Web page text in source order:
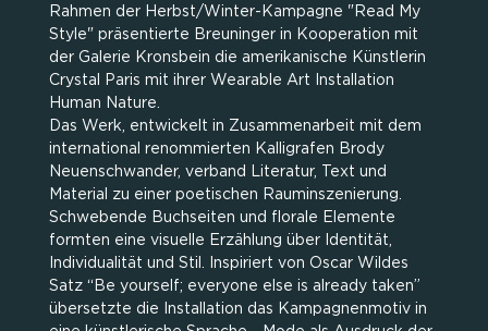
Rahmen der Herbst/Winter-Kampagne "Read My
Style" präsentierte Breuninger in Kooperation mit
der Galerie Kronsbein die amerikanische Künstlerin
Crystal Paris mit ihrer Wearable Art Installation
Human Nature.
Das Werk, entwickelt in Zusammenarbeit mit dem
international renommierten Kalligrafen Brody
Neuenschwander, verband Literatur, Text und
Material zu einer poetischen Rauminszenierung.
Schwebende Buchseiten und florale Elemente
formten eine visuelle Erzählung über Identität,
Individualität und Stil. Inspiriert von Oscar Wildes
Satz “Be yourself; everyone else is already taken”
übersetzte die Installation das Kampagnenmotiv in